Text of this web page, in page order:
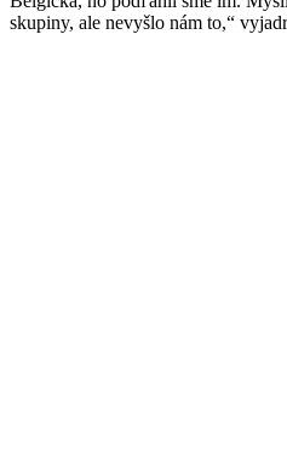
skupiny, ale nevyšlo nám to,“